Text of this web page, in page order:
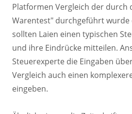
Platformen Vergleich der durch
Warentest" durchgeführt wurde
sollten Laien einen typischen
und ihre Eindrücke mitteilen.
Steuerexperte die Eingaben
Vergleich auch einen
eingeben.